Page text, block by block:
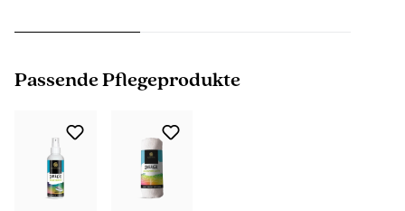
Produktgalerie überspringen
Passende Pflegeprodukte